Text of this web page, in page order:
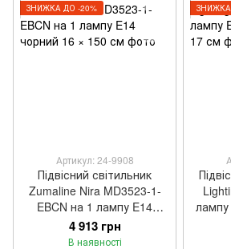
ЗНИЖКА ДО -20%
Артикул: 24-9908
Підвісний світильник
Zumaline Nira MD3523-1-
EBCN на 1 лампу E14
чорний 16 × 150 см
4 913 грн
В наявності
ЗНИЖКА